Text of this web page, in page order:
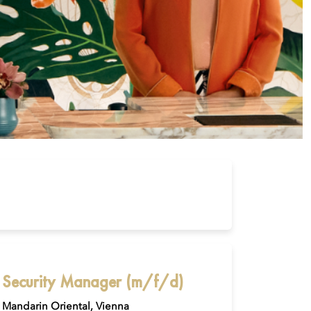
Security Manager (m/f/d)
Mandarin Oriental, Vienna